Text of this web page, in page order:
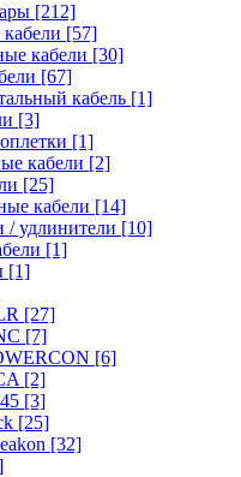
[212]
[57]
кабели [30]
[67]
кабель [1]
[3]
[1]
кабели [2]
[25]
кабели [14]
/ удлинители [10]
[1]
[1]
[27]
[7]
[6]
[2]
[3]
[25]
[32]